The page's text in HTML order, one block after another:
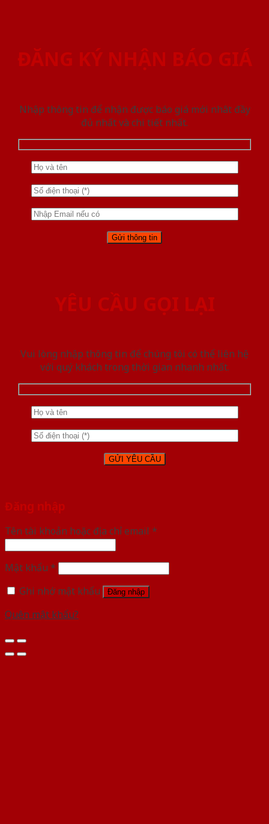
ĐĂNG KÝ NHẬN BÁO GIÁ
Nhập thông tin để nhận được báo giá mới nhât đầy
đủ nhất và chi tiết nhất.
YÊU CẦU GỌI LẠI
Vui lòng nhập thông tin để chúng tôi có thể liên hệ
với quý khách trong thời gian nhanh nhất.
Đăng nhập
Tên tài khoản hoặc địa chỉ email *
Mật khẩu *
Ghi nhớ mật khẩu
Đăng nhập
Quên mật khẩu?